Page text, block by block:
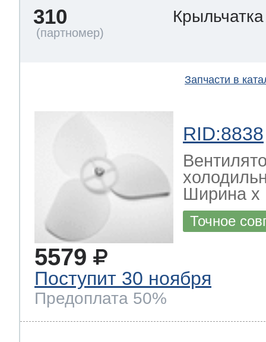
310
Запчасти в
RID:8838
Ширина х
Точное
5579
Поступит 30 ноября
Предоплата 50%